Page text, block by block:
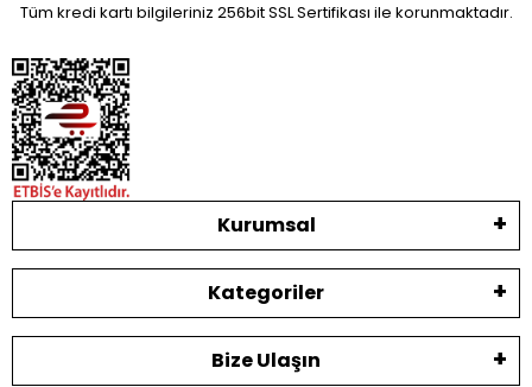
Tüm kredi kartı bilgileriniz 256bit SSL Sertifikası ile korunmaktadır.
Kurumsal
Kategoriler
Bize Ulaşın